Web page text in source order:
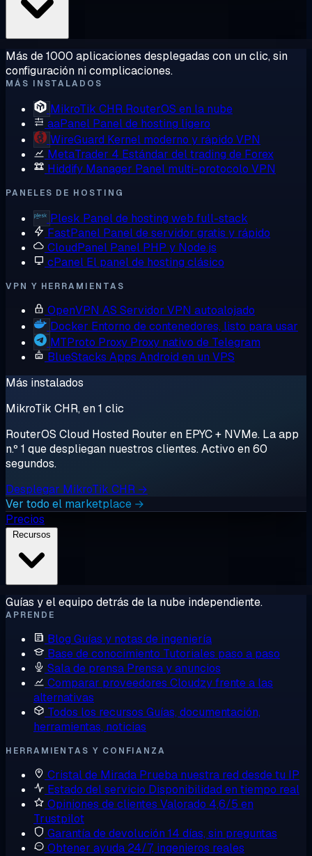
Más de 1000 aplicaciones desplegadas con un clic, sin
configuración ni complicaciones.
MÁS INSTALADOS
MikroTik CHR RouterOS en la nube
aaPanel Panel de hosting ligero
WireGuard Kernel moderno y rápido VPN
MetaTrader 4 Estándar del trading de Forex
Hiddify Manager Panel multi-protocolo VPN
PANELES DE HOSTING
Plesk Panel de hosting web full-stack
FastPanel Panel de servidor gratis y rápido
CloudPanel Panel PHP y Node.js
cPanel El panel de hosting clásico
VPN Y HERRAMIENTAS
OpenVPN AS Servidor VPN autoalojado
Docker Entorno de contenedores, listo para usar
MTProto Proxy Proxy nativo de Telegram
BlueStacks Apps Android en un VPS
Más instalados
MikroTik CHR, en 1 clic
RouterOS Cloud Hosted Router en EPYC + NVMe. La app
n.º 1 que despliegan nuestros clientes. Activo en 60
segundos.
Desplegar MikroTik CHR →
Ver todo el marketplace →
Precios
Guías y el equipo detrás de la nube independiente.
APRENDE
Blog Guías y notas de ingeniería
Base de conocimiento Tutoriales paso a paso
Sala de prensa Prensa y anuncios
Comparar proveedores Cloudzy frente a las
alternativas
Todos los recursos Guías, documentación,
herramientas, noticias
HERRAMIENTAS Y CONFIANZA
Cristal de Mirada Prueba nuestra red desde tu IP
Estado del servicio Disponibilidad en tiempo real
Opiniones de clientes Valorado 4,6/5 en
Trustpilot
Garantía de devolución 14 días, sin preguntas
Obtener ayuda 24/7, ingenieros reales